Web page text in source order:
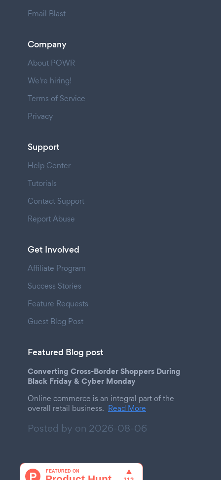
Email Blast
Company
About POWR
We're hiring!
Terms of Service
Privacy
Support
Help Center
Tutorials
Contact Support
Report Abuse
Get Involved
Affiliate Program
Success Stories
Feature Requests
Guest Blog Post
Featured Blog post
Converting Cross-Border Shoppers During
Black Friday & Cyber Monday
Online commerce is an integral part of the
overall retail business. Read More
Posted by on 2026-08-06